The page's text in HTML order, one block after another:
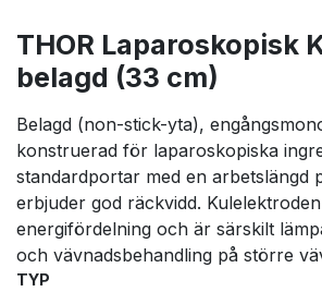
THOR Laparoskopisk
belagd (33 cm)
Belagd (non-stick-yta),
konstruerad för laparoskopiska
standardportar med en arbetslängd
erbjuder god räckvidd.
energifördelning och är särskilt
och vävnadsbehandling på större
TYP